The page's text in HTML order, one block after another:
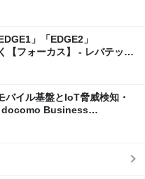
」「EDGE2」
【フォーカス】 - レバテック
イル基盤とIoT脅威検知・
docomo Business